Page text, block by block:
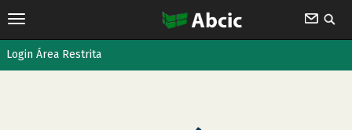
Login Área Restrita